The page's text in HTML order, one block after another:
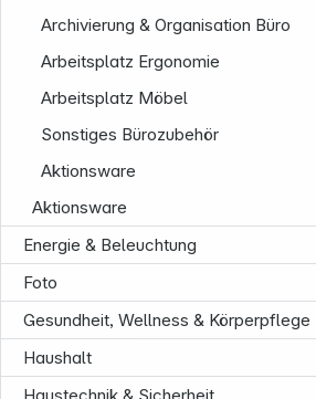
Archivierung & Organisation Büro
Arbeitsplatz Ergonomie
Arbeitsplatz Möbel
Sonstiges Bürozubehör
Aktionsware
Aktionsware
Energie & Beleuchtung
Foto
Gesundheit, Wellness & Körperpflege
Haushalt
Informationen